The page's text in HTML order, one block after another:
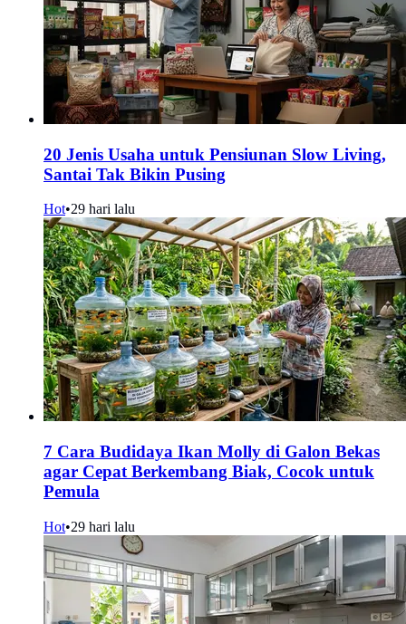
20 Jenis Usaha untuk Pensiunan Slow Living,
Santai Tak Bikin Pusing
Hot•29 hari lalu
7 Cara Budidaya Ikan Molly di Galon Bekas
agar Cepat Berkembang Biak, Cocok untuk
Pemula
Hot•29 hari lalu